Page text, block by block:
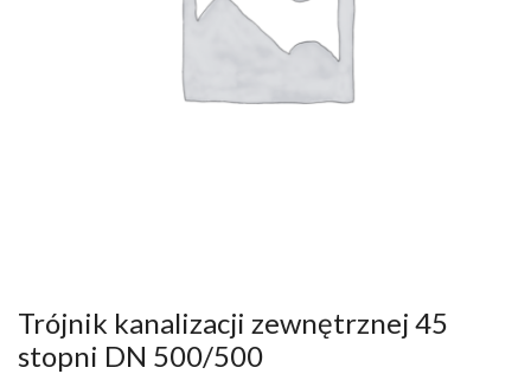
Trójnik kanalizacji zewnętrznej 45
stopni DN 500/500